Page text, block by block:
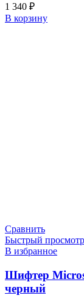
1 340 ₽
В корзину
Сравнить
Быстрый просмотр
В избранное
Шифтер
черный